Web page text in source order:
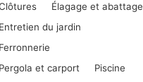
Élagage et abattage
Entretien du jardin
Ferronnerie
Pergola et carport
Piscine